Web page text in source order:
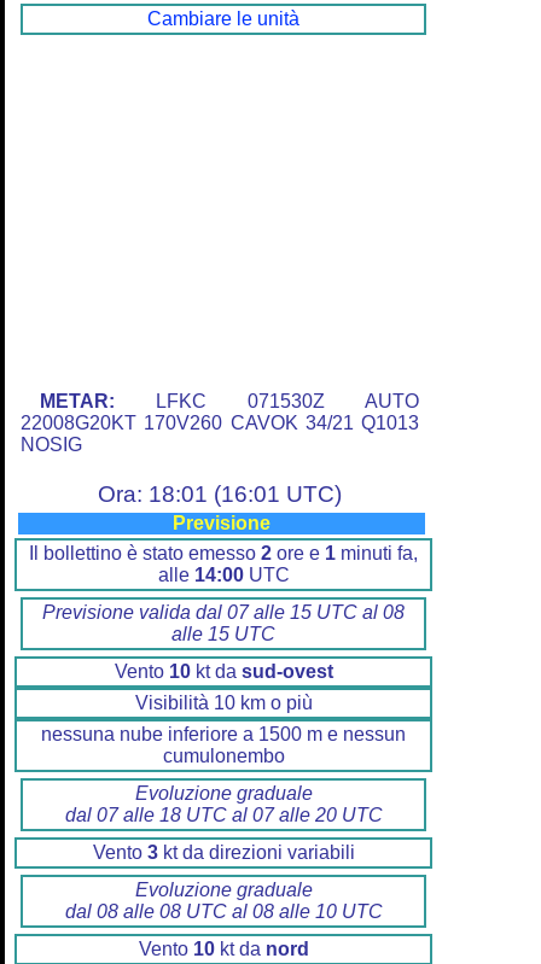
Cambiare le unità
METAR: LFKC 071530Z AUTO
22008G20KT 170V260 CAVOK 34/21 Q1013
NOSIG
Ora: 18:01 (16:01 UTC)
Previsione
Il bollettino è stato emesso 2 ore e 1 minuti fa,
alle 14:00UTC
Previsione valida dal 07 alle 15 UTC al 08
alle 15 UTC
Vento 10kt da sud-ovest
Visibilità 10 km o più
nessuna nube inferiore a 1500 m e nessun
cumulonembo
Evoluzione graduale
dal 07 alle 18 UTC al 07 alle 20 UTC
Vento 3kt da direzioni variabili
Evoluzione graduale
dal 08 alle 08 UTC al 08 alle 10 UTC
Vento 10kt da nord